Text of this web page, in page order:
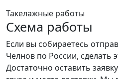
Такелажные работы
Схема работы
Если вы собираетесь
Челнов по России, сделать
Достаточно оставить